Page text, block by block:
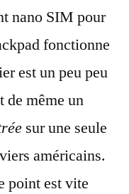
nano SIM pour
fonctionne
est un peu peu
même un
sur une seule
américains.
point est vite